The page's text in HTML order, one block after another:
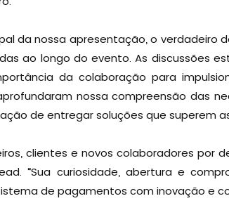
da nossa apresentação, o verdadeiro
ao longo do evento. As discussões
da colaboração para
nossa compreensão das
de entregar soluções que superem
clientes e novos colaboradores por
“Sua curiosidade, abertura e
de pagamentos com inovação e